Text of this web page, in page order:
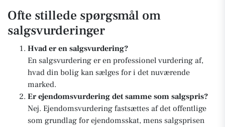
Ofte stillede spørgsmål om
salgsvurderinger
Hvad er en salgsvurdering?
En salgsvurdering er en professionel vurdering af,
hvad din bolig kan sælges for i det nuværende
marked.
Er ejendomsvurdering det samme som salgspris?
Nej. Ejendomsvurdering fastsættes af det offentlige
som grundlag for ejendomsskat, mens salgsprisen